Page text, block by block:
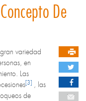
De
variedad
en
Las
[3] , las
de